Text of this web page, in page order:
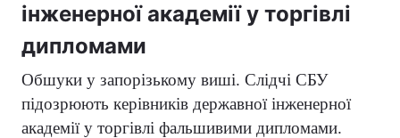
інженерної академії у торгівлі
дипломами
Обшуки у запорізькому виші. Слідчі СБУ
підозрюють керівників державної інженерної
академії у торгівлі фальшивими дипломами.